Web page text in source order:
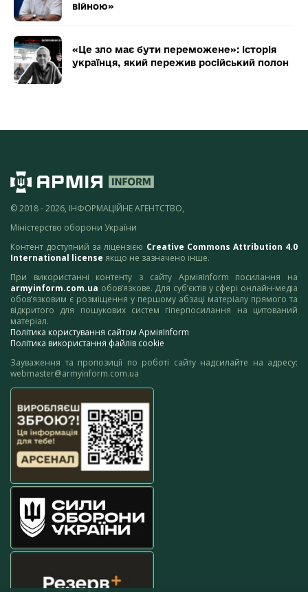
війною»
«Це зло має бути переможене»: історія
українця, який пережив російський полон
© 2018 - 2026, ІНФОРМАЦІЙНЕ АГЕНТСТВО,
Міністерство оборони України
Контент доступний за ліцензією Creative Commons Attribution 4.0
International license якщо не зазначено інше.
При використанні контенту з сайту АрміяInform посилання на
armyinform.com.ua обов’язкове. Для суб’єктів у сфері онлайн-медіа
обов’язковим є розміщення у першому абзаці матеріалу прямого та
відкритого для пошукових систем гіперпосилання на цитований
матеріал.
Політика користування сайтом АрміяInform
Політика використання файлів cookie
Зауваження та пропозиції по роботі сайту надсилайте на адресу:
webmaster@armyinform.com.ua